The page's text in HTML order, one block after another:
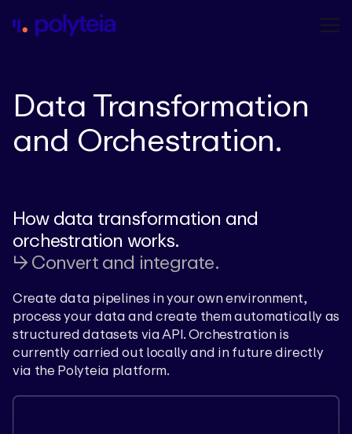
Data Transformation
and Orchestration.
How data transformation and
orchestration works.
↳ Convert and integrate.
Create data pipelines in your own environment,
process your data and create them automatically as
structured datasets via API. Orchestration is
currently carried out locally and in future directly
via the Polyteia platform.